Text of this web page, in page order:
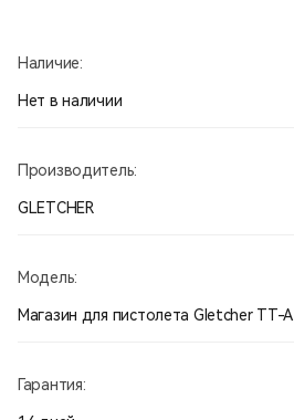
Наличие:
Нет в наличии
Производитель:
GLETCHER
Модель:
Магазин для пистолета Gletcher TT-A
Гарантия: